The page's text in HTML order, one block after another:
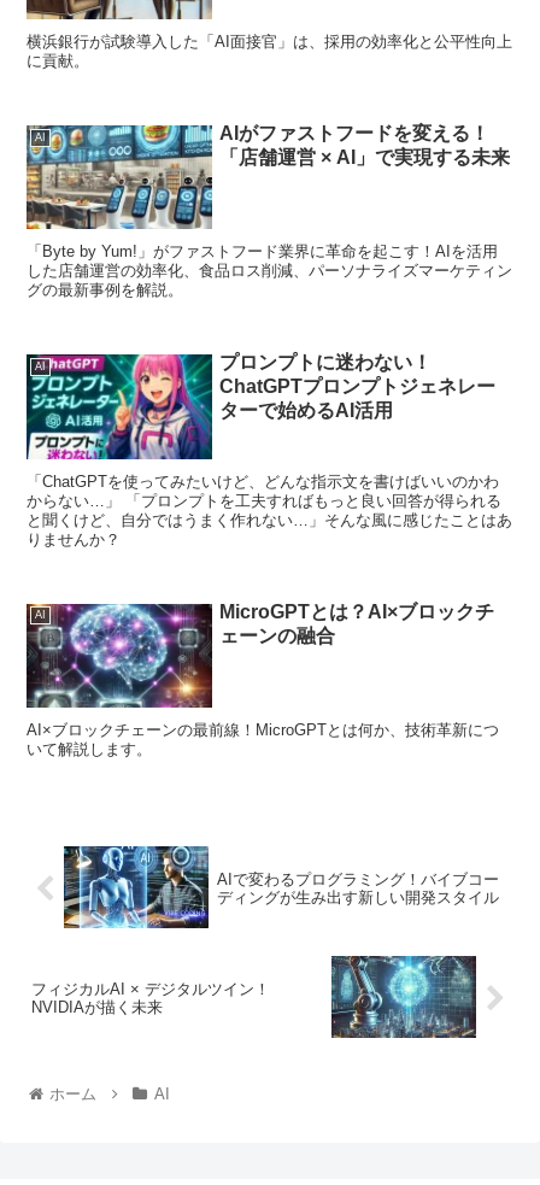
横浜銀行が試験導入した「AI面接官」は、採用の効率化と公平性向上
に貢献。
AI
AIがファストフードを変える！
「店舗運営 × AI」で実現する未来
「Byte by Yum!」がファストフード業界に革命を起こす！AIを活用
した店舗運営の効率化、食品ロス削減、パーソナライズマーケティン
グの最新事例を解説。
AI
プロンプトに迷わない！
ChatGPTプロンプトジェネレー
ターで始めるAI活用
「ChatGPTを使ってみたいけど、どんな指示文を書けばいいのかわ
からない…」 「プロンプトを工夫すればもっと良い回答が得られる
と聞くけど、自分ではうまく作れない…」そんな風に感じたことはあ
りませんか？
AI
MicroGPTとは？AI×ブロックチ
ェーンの融合
AI×ブロックチェーンの最前線！MicroGPTとは何か、技術革新につ
いて解説します。
AIで変わるプログラミング！バイブコー
ディングが生み出す新しい開発スタイル
フィジカルAI × デジタルツイン！
NVIDIAが描く未来
ホーム AI